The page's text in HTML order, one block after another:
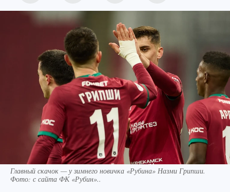
Главный скачок — у зимнего новичка «Рубина» Назми Грипши.
Фото: с сайта ФК «Рубин»..